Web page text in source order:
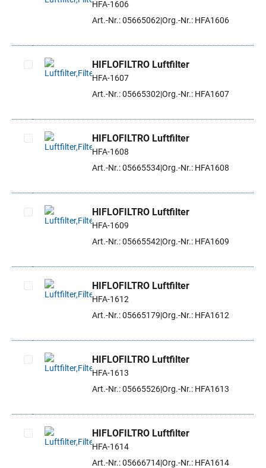
Artikel auswählen
HFA-1606
Art.-Nr.: 05665062 Org.-Nr.: HFA1606
Artikel auswählen
HIFLOFILTRO Luftfilter
HFA-1607
Art.-Nr.: 05665302 Org.-Nr.: HFA1607
Artikel auswählen
HIFLOFILTRO Luftfilter
HFA-1608
Art.-Nr.: 05665534Org.-Nr.: HFA1608
Artikel auswählen
HIFLOFILTRO Luftfilter
HFA-1609
Art.-Nr.: 05665542 Org.-Nr.: HFA1609
Artikel auswählen
HIFLOFILTRO Luftfilter
HFA-1612
Art.-Nr.: 05665179 Org.-Nr.: HFA1612
Artikel auswählen
HIFLOFILTRO Luftfilter
HFA-1613
Art.-Nr.: 05665526Org.-Nr.: HFA1613
Artikel auswählen
HIFLOFILTRO Luftfilter
HFA-1614
Art.-Nr.: 05666714Org.-Nr.: HFA1614